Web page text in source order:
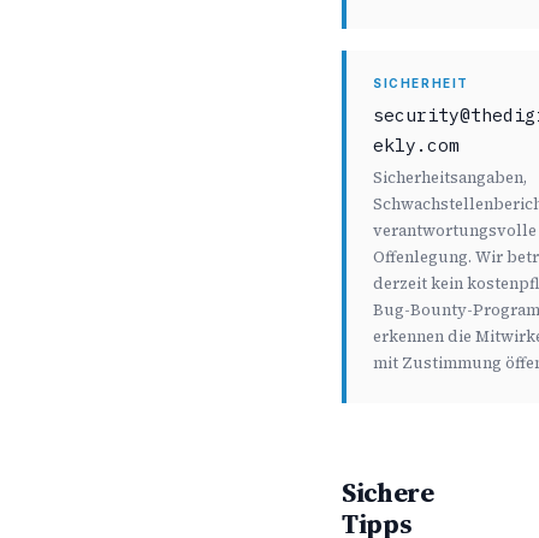
SICHERHEIT
ekly.com
Sicherheitsangaben,
verantwortungsvolle
Offenlegung. Wir
derzeit kein
Bug-Bounty-
erkennen die
mit Zustimmung
Sichere
Tipps